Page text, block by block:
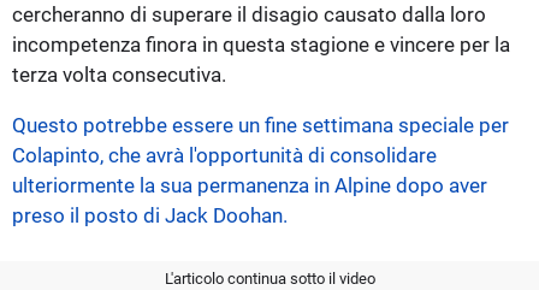
cercheranno di superare il disagio causato dalla loro
incompetenza finora in questa stagione e vincere per la
terza volta consecutiva.
Questo potrebbe essere un fine settimana speciale per
Colapinto, che avrà l'opportunità di consolidare
ulteriormente la sua permanenza in Alpine dopo aver
preso il posto di Jack Doohan.
L'articolo continua sotto il video